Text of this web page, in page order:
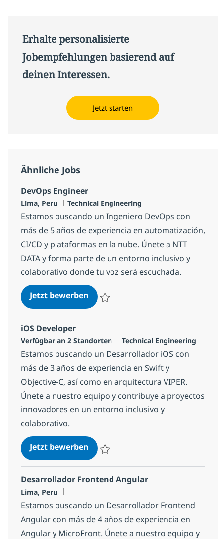
Erhalte personalisierte
Jobempfehlungen basierend auf
deinen Interessen.
Jetzt starten
Ähnliche Jobs
DevOps Engineer
Standort
Lima, Peru Kategorie
Technical Engineering
Estamos buscando un Ingeniero DevOps con
más de 5 años de experiencia en automatización,
CI/CD y plataformas en la nube. Únete a NTT
DATA y forma parte de un entorno inclusivo y
colaborativo donde tu voz será escuchada.
Jetzt bewerbenDevOps Engineer
iOS Developer
Verfügbar an 2 Standorten Kategorie
Technical Engineering
Estamos buscando un Desarrollador iOS con
más de 3 años de experiencia en Swift y
Objective-C, así como en arquitectura VIPER.
Únete a nuestro equipo y contribuye a proyectos
innovadores en un entorno inclusivo y
colaborativo.
Jetzt bewerbeniOS Developer
Desarrollador Frontend Angular
Standort
Lima, Peru
Estamos buscando un Desarrollador Frontend
Angular con más de 4 años de experiencia en
Angular y MicroFront. Únete a nuestro equipo y